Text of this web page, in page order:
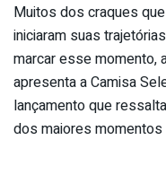
Muitos dos craques
iniciaram suas
marcar esse momento,
apresenta a Camisa
lançamento que
dos maiores